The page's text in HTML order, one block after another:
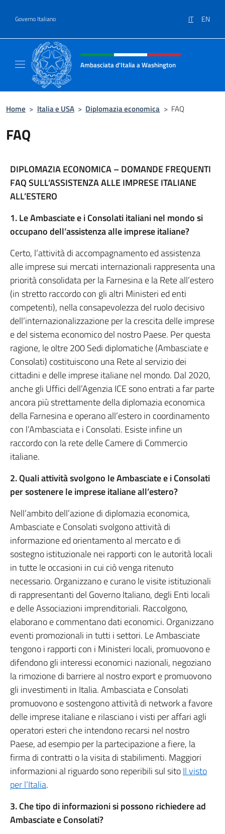
Governo Italiano IT EN
Intestazione sito, social e menù
Ambasciata d'Italia a Washington
Home > Italia e USA > Diplomazia economica > FAQ
FAQ
DIPLOMAZIA ECONOMICA – DOMANDE FREQUENTI
FAQ SULL’ASSISTENZA ALLE IMPRESE ITALIANE
ALL’ESTERO
1. Le Ambasciate e i Consolati italiani nel mondo si
occupano dell’assistenza alle imprese italiane?
Certo, l’attività di accompagnamento ed assistenza
alle imprese sui mercati internazionali rappresenta una
priorità consolidata per la Farnesina e la Rete all’estero
(in stretto raccordo con gli altri Ministeri ed enti
competenti), nella consapevolezza del ruolo decisivo
dell’internazionalizzazione per la crescita delle imprese
e del sistema economico del nostro Paese. Per questa
ragione, le oltre 200 Sedi diplomatiche (Ambasciate e
Consolati) costituiscono una Rete al servizio dei
cittadini e delle imprese italiane nel mondo. Dal 2020,
anche gli Uffici dell’Agenzia ICE sono entrati a far parte
ancora più strettamente della diplomazia economica
della Farnesina e operano all’estero in coordinamento
con l’Ambasciata e i Consolati. Esiste infine un
raccordo con la rete delle Camere di Commercio
italiane.
2. Quali attività svolgono le Ambasciate e i Consolati
per sostenere le imprese italiane all’estero?
Nell’ambito dell’azione di diplomazia economica,
Ambasciate e Consolati svolgono attività di
informazione ed orientamento al mercato e di
sostegno istituzionale nei rapporti con le autorità locali
in tutte le occasioni in cui ciò venga ritenuto
necessario. Organizzano e curano le visite istituzionali
di rappresentanti del Governo Italiano, degli Enti locali
e delle Associazioni imprenditoriali. Raccolgono,
elaborano e commentano dati economici. Organizzano
eventi promozionali in tutti i settori. Le Ambasciate
tengono i rapporti con i Ministeri locali, promuovono e
difendono gli interessi economici nazionali, negoziano
la rimozione di barriere al nostro export e promuovono
gli investimenti in Italia. Ambasciata e Consolati
promuovono e sostengono attività di network a favore
delle imprese italiane e rilasciano i visti per affari agli
operatori esteri che intendono recarsi nel nostro
Paese, ad esempio per la partecipazione a fiere, la
firma di contratti o la visita di stabilimenti. Maggiori
informazioni al riguardo sono reperibili sul sitoIl visto
per l’Italia.
3. Che tipo di informazioni si possono richiedere ad
Ambasciate e Consolati?